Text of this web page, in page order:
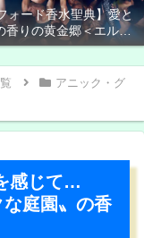
ォード香水聖典】愛と
香りの黄金郷＜エルド
ラド＞
アニック・グ
感じて…
な庭園〟の香